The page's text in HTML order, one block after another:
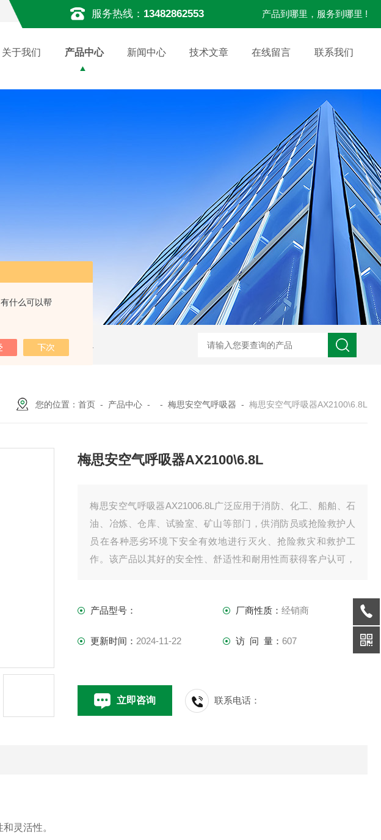
什么可以帮
服务热线： 13482862553 产品到哪里，服务到哪里 !
关于我们 产品中心 新闻中心 技术文章 在线留言 联系我们
挥发性有机物检测仪 环保新规霍尼韦尔 PGM-7340 VOC 检测仪 德国德尔格 X-am2500 四合一气
您的位置： 首页 - 产品中心 - - 梅思安空气呼吸器 - 梅思安空气呼吸器AX2100\6.8L
梅思安空气呼吸器AX2100\6.8L
梅思安空气呼吸器AX21006.8L广泛应用于消防、化工、船舶、石
油、冶炼、仓库、试验室、矿山等部门，供消防员或抢险救护人
员在各种恶劣环境下安全有效地进行灭火、抢险救灾和救护工
作。该产品以其好的安全性、舒适性和耐用性而获得客户认可，
产品型号： 厂商性质： 经销商
更新时间： 2024-11-22 访 问 量： 607
立即咨询 联系电话：
灵活性。